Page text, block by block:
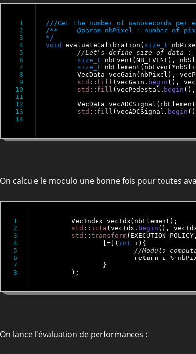
1
2
3
4
5
6
7
8
9
10
11
12
13
/**	@param nbPixel : number of pixels of the tables
*/
void
evaluateCalibration( size_t
size_t nbEvent(NB_EVENT),
size_t
std :: fill (vecGain. begin (),
std :: fill (vecPedestal. begin (),
std :: fill (vecADCSignal. begin
On calcule le modulo une bonne fois pour toutes
1
2
3
4
5
6
7
std :: iota (vecIdx. begin (),
std :: transform
		[=](
int i){
return i %
	);
On lance l'évaluation de performances :